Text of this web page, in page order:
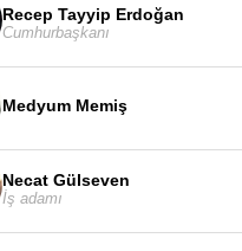
Recep Tayyip Erdoğan
Cumhurbaşkanı
Medyum Memiş
Necat Gülseven
İş adamı